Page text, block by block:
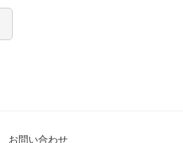
お問い合わせ